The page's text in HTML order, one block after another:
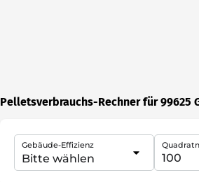
Pelletsverbrauchs-Rechner für 99625
Gebäude-Effizienz